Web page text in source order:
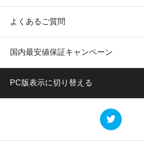
よくあるご質問
国内最安値保証キャンペーン
PC版表示に切り替える